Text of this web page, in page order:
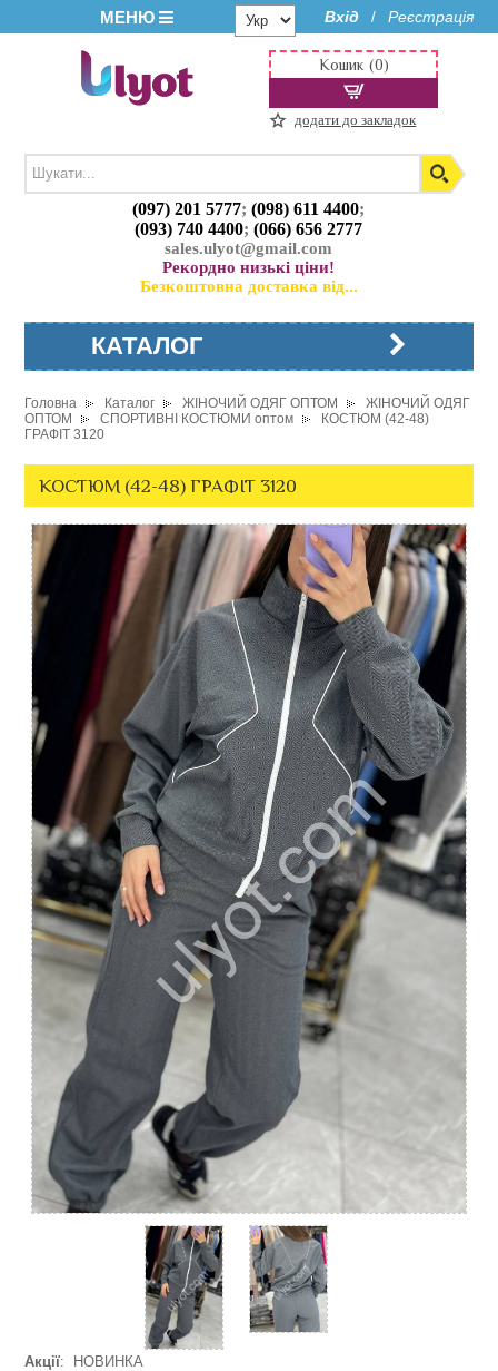
МЕНЮ Вхід / Реєстрація
(097) 201 5777;(098) 611 4400;
(093) 740 4400;(066) 656 2777
sales.ulyot@gmail.com
Рекордно низькі ціни!
Безкоштовна доставка від...
Кошик (0)
додати до закладок
КАТАЛОГ
Головна Каталог ЖІНОЧИЙ ОДЯГ ОПТОМ
ЖІНОЧИЙ ОДЯГ
ОПТОМ
СПОРТИВНІ КОСТЮМИ оптом
КОСТЮМ (42-48)
ГРАФІТ 3120
КОСТЮМ (42-48) ГРАФІТ 3120
Акції: НОВИНКА